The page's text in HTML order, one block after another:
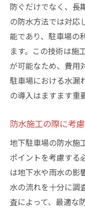
防ぐだけでなく、長
の防水方法では対応
能であり、駐車場の
ます。この技術は施
が可能なため、費用
駐車場における水漏
の導入はますます重
防水施工の際に考
地下駐車場の防水施
ポイントを考慮する
は地下水や雨水の影
水の流れを十分に調
査によって、最適な